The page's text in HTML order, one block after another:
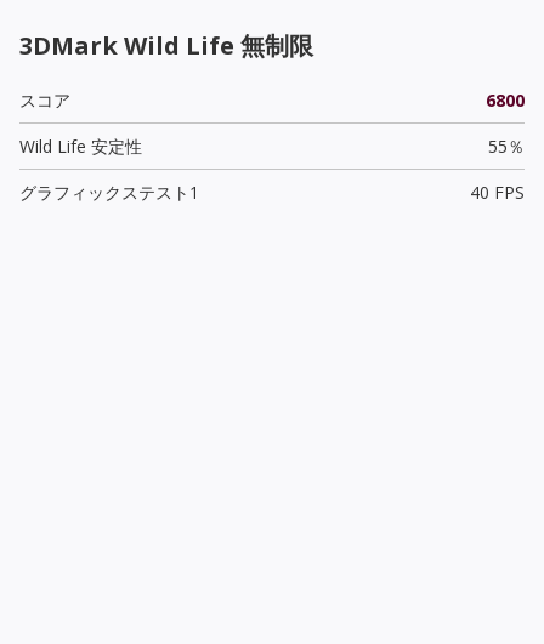
3DMark Wild Life 無制限
スコア
6800
Wild Life 安定性
55％
グラフィックステスト1
40 FPS